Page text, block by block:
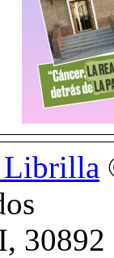
Librilla